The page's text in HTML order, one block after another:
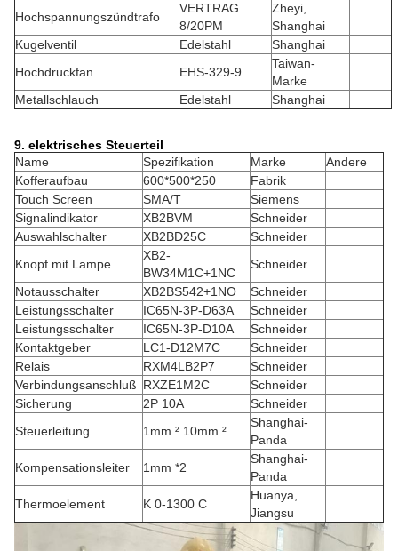
Hochspannungszündtrafo
VERTRAG
8/20PM
Zheyi,
Shanghai
Kugelventil
Edelstahl
Shanghai
Hochdruckfan
EHS-329-9
Taiwan-
Marke
Metallschlauch
Edelstahl Shanghai
9. elektrisches Steuerteil
Name
Spezifikation Marke
Andere
Kofferaufbau
600*500*250
Fabrik
Touch Screen
SMA/T
Siemens
Signalindikator
XB2BVM
Schneider
Auswahlschalter
XB2BD25C
Schneider
Knopf mit Lampe
XB2-
BW34M1C+1NC
Schneider
Notausschalter
XB2BS542+1NO
Schneider
Leistungsschalter
IC65N-3P-D63A
Schneider
Leistungsschalter
IC65N-3P-D10A
Schneider
Kontaktgeber
LC1-D12M7C
Schneider
Relais
RXM4LB2P7
Schneider
Verbindungsanschluß RXZE1M2C
Schneider
Sicherung
2P 10A
Schneider
Steuerleitung
1mm ² 10mm ²
Shanghai-
Panda
Kompensationsleiter
1mm *2
Shanghai-
Panda
Thermoelement
K 0-1300 C
Huanya,
Jiangsu